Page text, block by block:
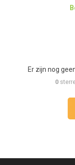
Er zijn nog
0